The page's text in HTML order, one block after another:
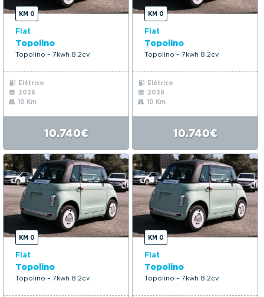
KM 0
Fiat
Topolino
Topolino – 7kwh 8.2cv
Elétrico
2026
10 Km
10.740€
KM 0
Fiat
Topolino
Topolino – 7kwh 8.2cv
Elétrico
2026
10 Km
10.740€
KM 0
Fiat
Topolino
Topolino – 7kwh 8.2cv
KM 0
Fiat
Topolino
Topolino – 7kwh 8.2cv